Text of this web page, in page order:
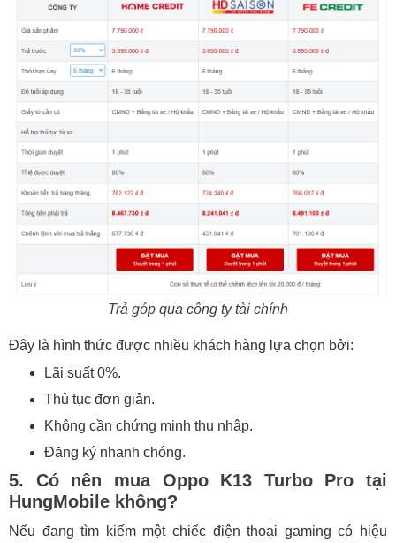
Trả góp qua công ty tài chính
Đây là hình thức được nhiều khách hàng lựa chọn bởi:
Lãi suất 0%.
Thủ tục đơn giản.
Không cần chứng minh thu nhập.
Đăng ký nhanh chóng.
5. Có nên mua Oppo K13 Turbo Pro tại
HungMobile không?
Nếu đang tìm kiếm một chiếc điện thoại gaming có hiệu